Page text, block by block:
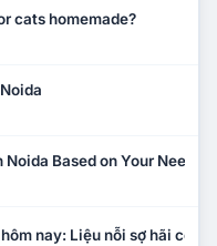
cats homemade?
Based on Your Needs
nay: Liệu nỗi sợ hãi có